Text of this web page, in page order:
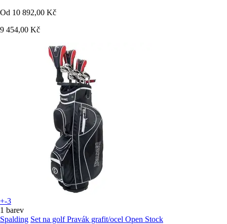
Od 10 892,00 Kč
9 454,00 Kč
+-3
1 barev
Spalding Set na golf Pravák grafit/ocel Open Stock